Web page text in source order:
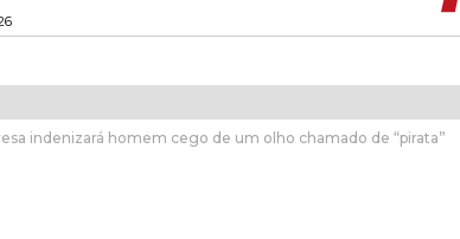
indenizará homem cego de um olho chamado de “pirata”